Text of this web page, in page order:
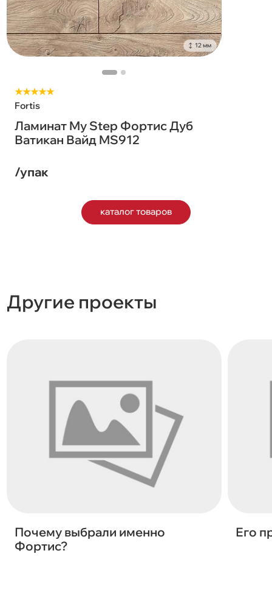
12 мм
★★★★★
Fortis
Ламинат My Step Фортис Дуб
Ватикан Вайд MS912
/упак
каталог товаров
Другие проекты
Почему выбрали именно
Фортис?
Его